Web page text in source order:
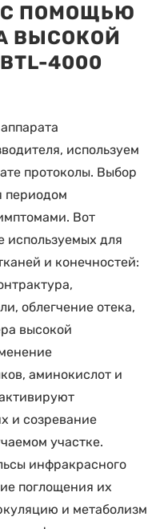
С ПОМОЩЬЮ
ВЫСОКОЙ
4000
используем
протоколы. Выбор
периодом
Вот
используемых для
и конечностей:
облегчение отека,
высокой
аминокислот и
и созревание
участке.
инфракрасного
поглощения их
и метаболизм